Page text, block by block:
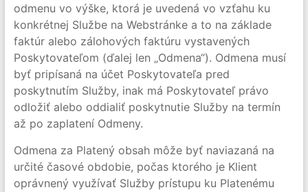
odmenu vo výške, ktorá je uvedená vo vzťahu ku
konkrétnej Službe na Webstránke a to na základe
faktúr alebo zálohových faktúru vystavených
Poskytovateľom (ďalej len „Odmena“). Odmena musí
byť pripísaná na účet Poskytovateľa pred
poskytnutím Služby, inak má Poskytovateľ právo
odložiť alebo oddialiť poskytnutie Služby na termín
až po zaplatení Odmeny.
Odmena za Platený obsah môže byť naviazaná na
určité časové obdobie, počas ktorého je Klient
oprávnený využívať Služby prístupu ku Platenému